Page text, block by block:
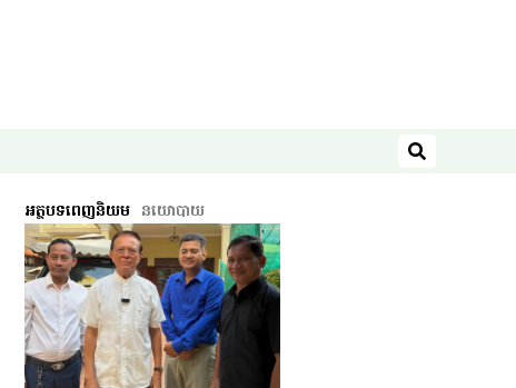
ស្វែងរក
អត្ថបទពេញនិយម នយោបាយ